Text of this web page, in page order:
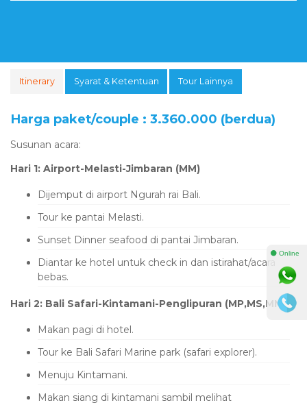
Itinerary Syarat & Ketentuan Tour Lainnya
Harga paket/couple : 3.360.000 (berdua)
Susunan acara:
Hari 1: Airport-Melasti-Jimbaran (MM)
Dijemput di airport Ngurah rai Bali.
Tour ke pantai Melasti.
Sunset Dinner seafood di pantai Jimbaran.
Diantar ke hotel untuk check in dan istirahat/acara
bebas.
Hari 2: Bali Safari-Kintamani-Penglipuran (MP,MS,MM)
Makan pagi di hotel.
Tour ke Bali Safari Marine park (safari explorer).
Menuju Kintamani.
Makan siang di kintamani sambil melihat
⚫ Online